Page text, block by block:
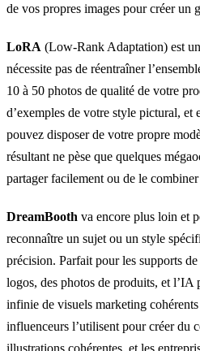
de vos propres images pour créer un
LoRA (Low-Rank Adaptation) est
nécessite pas de réentraîner
10 à 50 photos de qualité de votre
d’exemples de votre style pictural, et
pouvez disposer de votre propre
résultant ne pèse que quelques
partager facilement ou de le
DreamBooth va encore plus loin et
reconnaître un sujet ou un style
précision. Parfait pour les supports
logos, des photos de produits, et l’IA
infinie de visuels marketing
influenceurs l’utilisent pour créer du
illustrations cohérentes, et les